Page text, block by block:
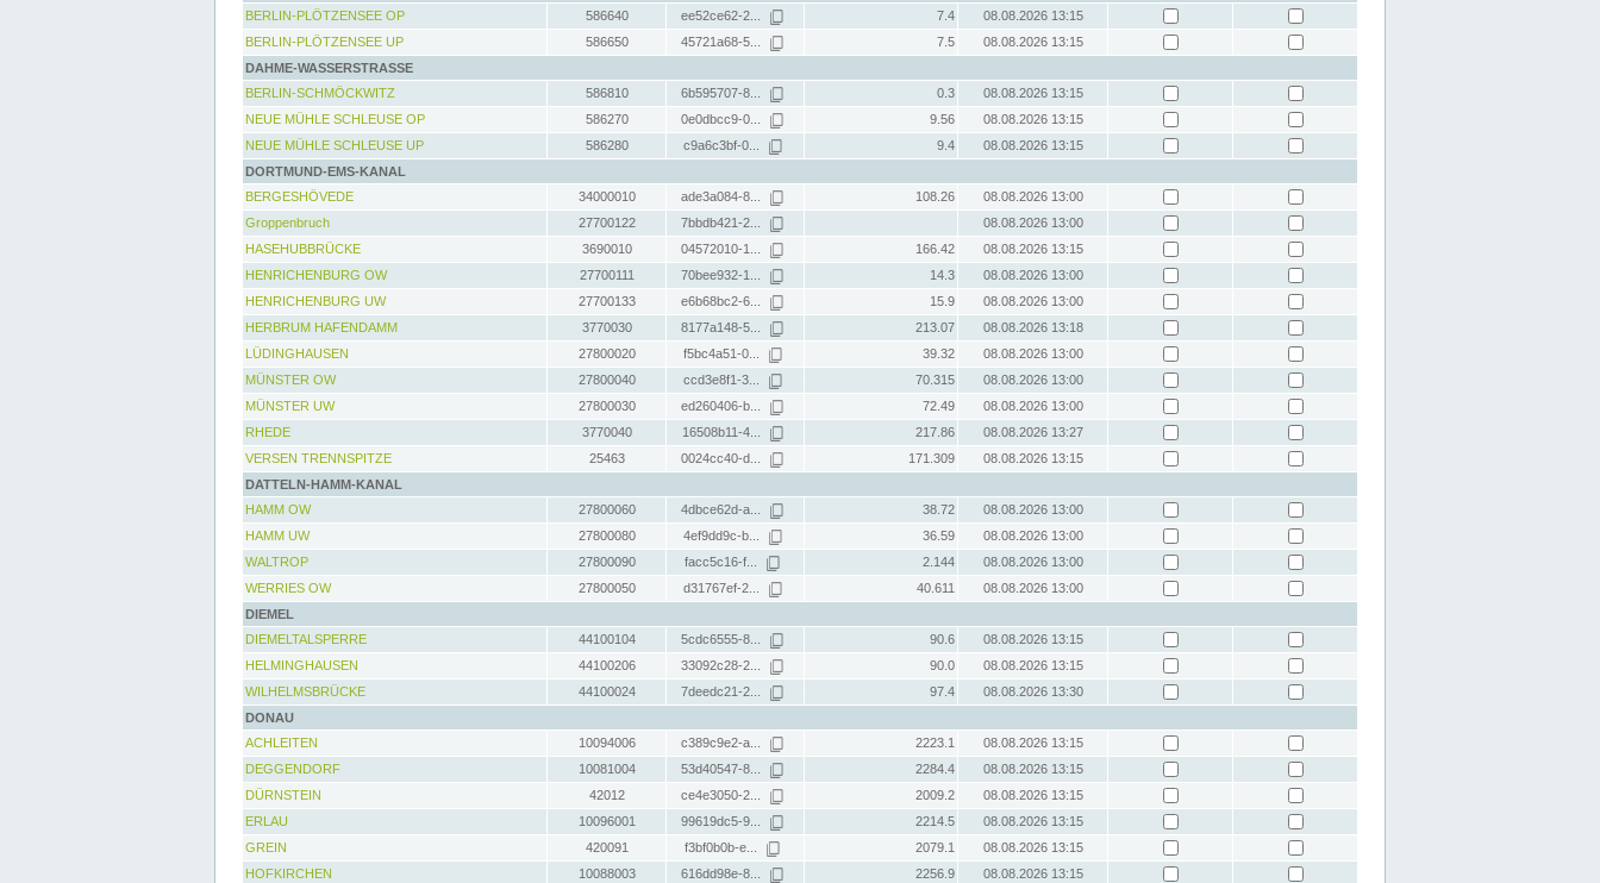
BERLIN-PLÖTZENSEE OP
586640 ee52ce62-2... 7.4
08.08.2026 13:15
BERLIN-PLÖTZENSEE UP
586650 45721a68-5... 7.5
08.08.2026 13:15
DAHME-WASSERSTRASSE
BERLIN-SCHMÖCKWITZ
586810 6b595707-8... 0.3
08.08.2026 13:15
NEUE MÜHLE SCHLEUSE OP
586270 0e0dbcc9-0... 9.56
08.08.2026 13:15
NEUE MÜHLE SCHLEUSE UP
586280 c9a6c3bf-0... 9.4
08.08.2026 13:15
DORTMUND-EMS-KANAL
BERGESHÖVEDE
34000010 ade3a084-8... 108.26
08.08.2026 13:00
Groppenbruch
27700122 7bbdb421-2...
08.08.2026 13:00
HASEHUBBRÜCKE
3690010 04572010-1... 166.42
08.08.2026 13:15
HENRICHENBURG OW
27700111 70bee932-1... 14.3
08.08.2026 13:00
HENRICHENBURG UW
27700133 e6b68bc2-6... 15.9
08.08.2026 13:00
HERBRUM HAFENDAMM
3770030 8177a148-5... 213.07
08.08.2026 13:18
LÜDINGHAUSEN
27800020 f5bc4a51-0... 39.32
08.08.2026 13:00
MÜNSTER OW
27800040 ccd3e8f1-3... 70.315
08.08.2026 13:00
MÜNSTER UW
27800030 ed260406-b... 72.49
08.08.2026 13:00
RHEDE
3770040 16508b11-4... 217.86
08.08.2026 13:27
VERSEN TRENNSPITZE
25463 0024cc40-d... 171.309
08.08.2026 13:15
DATTELN-HAMM-KANAL
HAMM OW
27800060 4dbce62d-a... 38.72
08.08.2026 13:00
HAMM UW
27800080 4ef9dd9c-b... 36.59
08.08.2026 13:00
WALTROP
27800090 facc5c16-f... 2.144
08.08.2026 13:00
WERRIES OW
27800050 d31767ef-2... 40.611
08.08.2026 13:00
DIEMEL
DIEMELTALSPERRE
44100104 5cdc6555-8... 90.6
08.08.2026 13:15
HELMINGHAUSEN
44100206 33092c28-2... 90.0
08.08.2026 13:15
WILHELMSBRÜCKE
44100024 7deedc21-2... 97.4
08.08.2026 13:30
DONAU
ACHLEITEN
10094006 c389c9e2-a... 2223.1
08.08.2026 13:15
DEGGENDORF
10081004 53d40547-8... 2284.4
08.08.2026 13:15
DÜRNSTEIN
42012 ce4e3050-2... 2009.2
08.08.2026 13:15
ERLAU
10096001 99619dc5-9... 2214.5
08.08.2026 13:15
GREIN
420091 f3bf0b0b-e... 2079.1
08.08.2026 13:15
HOFKIRCHEN
10088003 616dd98e-8... 2256.9
08.08.2026 13:15